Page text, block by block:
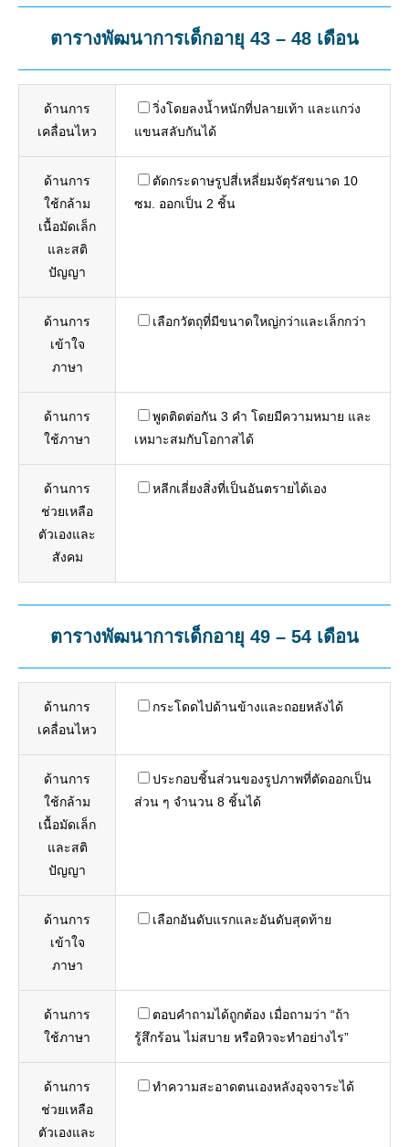
ตารางพัฒนาการเด็กอายุ 43 – 48 เดือน
ด้านการ
เคลื่อนไหว
วิ่งโดยลงน้ำหนักที่ปลายเท้า และแกว่ง
แขนสลับกันได้
ด้านการ
ใช้กล้าม
เนื้อมัดเล็ก
และสติ
ปัญญา
ตัดกระดาษรูปสี่เหลี่ยมจัตุรัสขนาด 10
ซม. ออกเป็น 2 ชิ้น
ด้านการ
เข้าใจ
ภาษา
เลือกวัตถุที่มีขนาดใหญ่กว่าและเล็กกว่า
ด้านการ
ใช้ภาษา
พูดติดต่อกัน 3 คำ โดยมีความหมาย และ
เหมาะสมกับโอกาสได้
ด้านการ
ช่วยเหลือ
ตัวเองและ
สังคม
หลีกเลี่ยงสิ่งที่เป็นอันตรายได้เอง
ตารางพัฒนาการเด็กอายุ 49 – 54 เดือน
ด้านการ
เคลื่อนไหว
กระโดดไปด้านข้างและถอยหลังได้
ด้านการ
ใช้กล้าม
เนื้อมัดเล็ก
และสติ
ปัญญา
ประกอบชิ้นส่วนของรูปภาพที่ตัดออกเป็น
ส่วน ๆ จำนวน 8 ชิ้นได้
ด้านการ
เข้าใจ
ภาษา
เลือกอันดับแรกและอันดับสุดท้าย
ด้านการ
ใช้ภาษา
ตอบคำถามได้ถูกต้อง เมื่อถามว่า “ถ้า
รู้สึกร้อน ไม่สบาย หรือหิวจะทำอย่างไร”
ด้านการ
ช่วยเหลือ
ตัวเองและ
ทำความสะอาดตนเองหลังอุจจาระได้